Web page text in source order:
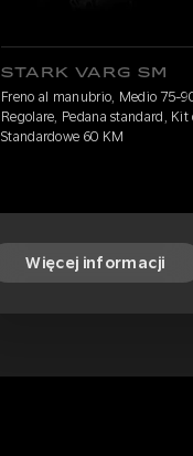
STARK VARG SM
Freno al manubrio, Medio 75-
Regolare, Pedana standard,
Standardowe 60 KM
Więcej informacji